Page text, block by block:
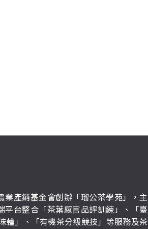
業產銷基金會創辦「瑠公茶學苑」，主
平台整合「茶葉感官品評訓練」、「臺
輪」、「有機茶分級競技」等服務及茶